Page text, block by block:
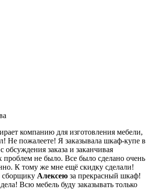
компанию для изготовления мебели,
Не пожалеете! Я заказывала шкаф-купе в
обсуждения заказа и заканчивая
не было. Все было сделано очень
К тому же мне ещё скидку сделали!
сборщику Алексею за прекрасный шкаф!
Всю мебель буду заказывать только